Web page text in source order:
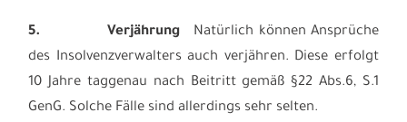
5. VerjährungNatürlich können Ansprüche
des Insolvenzverwalters auch verjähren. Diese erfolgt
10 Jahre taggenau nach Beitritt gemäß §22 Abs.6, S.1
GenG. Solche Fälle sind allerdings sehr selten.